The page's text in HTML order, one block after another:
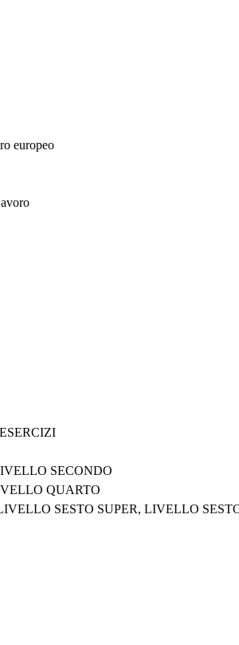
europeo
SECONDO
QUARTO
SESTO SUPER, LIVELLO